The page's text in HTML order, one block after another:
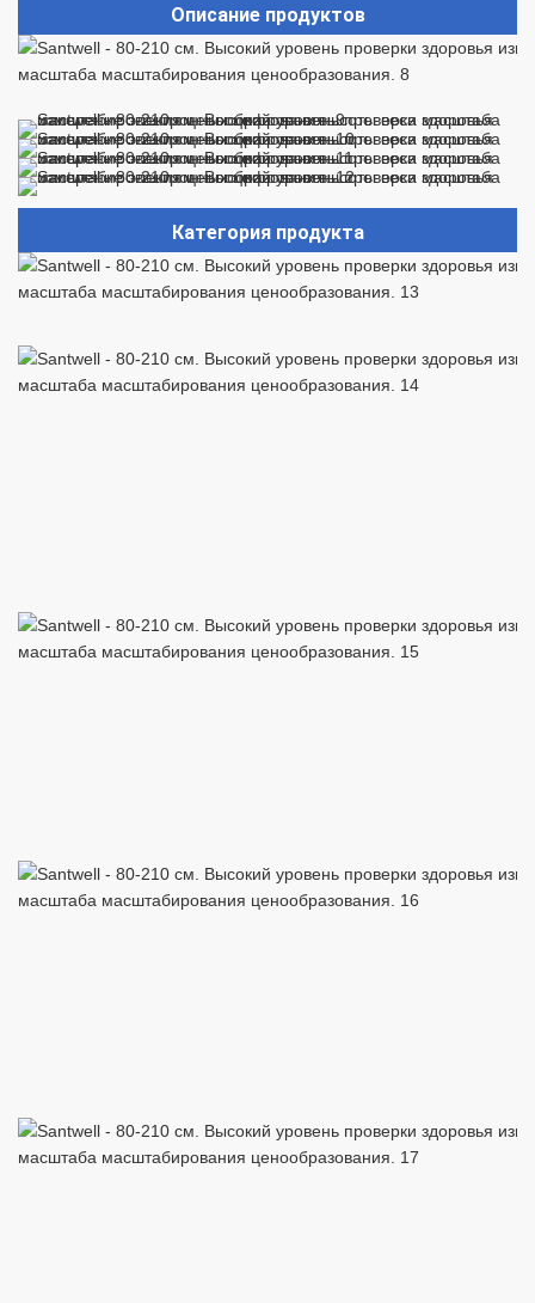
Описание продуктов
Категория продукта